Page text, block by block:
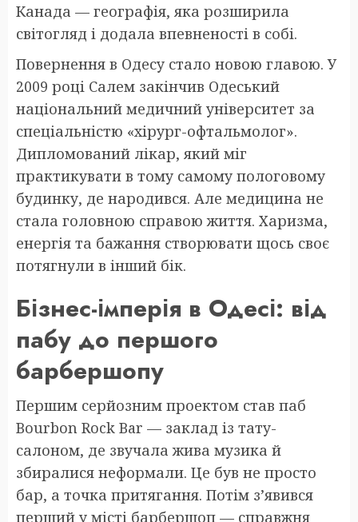
Канада — географія, яка розширила
світогляд і додала впевненості в собі.
Повернення в Одесу стало новою главою. У
2009 році Салем закінчив Одеський
національний медичний університет за
спеціальністю «хірург-офтальмолог».
Дипломований лікар, який міг
практикувати в тому самому пологовому
будинку, де народився. Але медицина не
стала головною справою життя. Харизма,
енергія та бажання створювати щось своє
потягнули в інший бік.
Бізнес-імперія в Одесі: від
пабу до першого
барбершопу
Першим серйозним проектом став паб
Bourbon Rock Bar — заклад із тату-
салоном, де звучала жива музика й
збиралися неформали. Це був не просто
бар, а точка притягання. Потім з’явився
перший у місті барбершоп — справжня